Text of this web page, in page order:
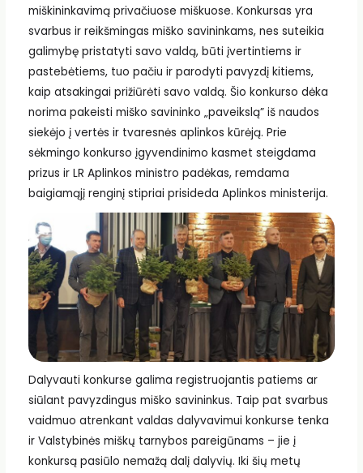
miškininkavimą privačiuose miškuose. Konkursas yra
svarbus ir reikšmingas miško savininkams, nes suteikia
galimybę pristatyti savo valdą, būti įvertintiems ir
pastebėtiems, tuo pačiu ir parodyti pavyzdį kitiems,
kaip atsakingai prižiūrėti savo valdą. Šio konkurso dėka
norima pakeisti miško savininko „paveikslą” iš naudos
siekėjo į vertės ir tvaresnės aplinkos kūrėją. Prie
sėkmingo konkurso įgyvendinimo kasmet steigdama
prizus ir LR Aplinkos ministro padėkas, remdama
baigiamąjį renginį stipriai prisideda Aplinkos ministerija.
Dalyvauti konkurse galima registruojantis patiems ar
siūlant pavyzdingus miško savininkus. Taip pat svarbus
vaidmuo atrenkant valdas dalyvavimui konkurse tenka
ir Valstybinės miškų tarnybos pareigūnams – jie į
konkursą pasiūlo nemažą dalį dalyvių. Iki šių metų